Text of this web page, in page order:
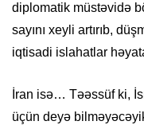
diplomatik müstəvidə
sayını xeyli artırıb,
iqtisadi islahatlar
İran isə… Təəssüf ki,
üçün deyə